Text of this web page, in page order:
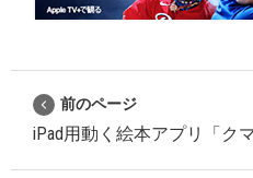
前のページ
iPad用動く絵本アプリ「ク